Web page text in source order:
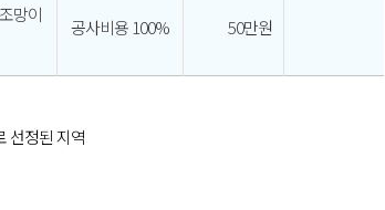
망이
공사비용 100% 50만원
선정된 지역